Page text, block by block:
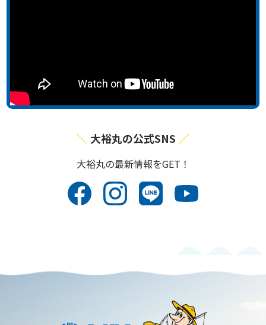
大裕丸の公式SNS
⼤裕丸の最新情報をGET！